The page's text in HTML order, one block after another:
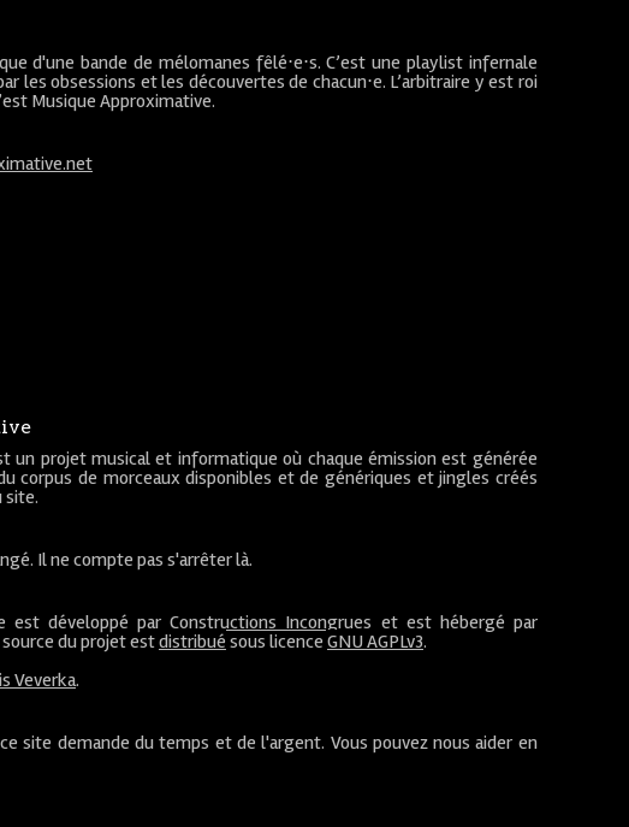
d'une bande de mélomanes fêlé⋅e⋅s. C’est une playlist infernale
les obsessions et les découvertes de chacun⋅e. L’arbitraire y est roi
Musique Approximative.
un projet musical et informatique où chaque émission est générée
corpus de morceaux disponibles et de génériques et jingles créés
site.
Il ne compte pas s'arrêter là.
est développé parConstructions Incongrues et est hébergé par
source du projet estdistribué sous licence GNU AGPLv3.
Veverka.
site demande du temps et de l'argent. Vous pouvez nous aider en